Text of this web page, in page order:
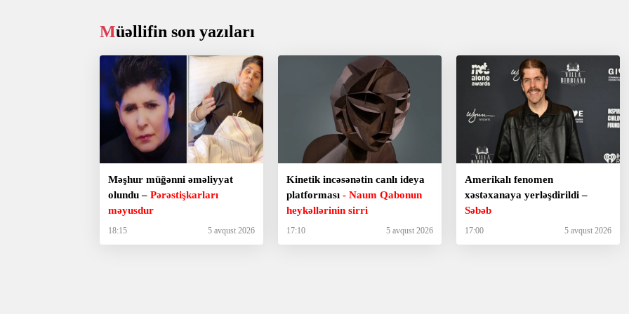
Müəllifin son yazıları
Məşhur müğənni əməliyyat
olundu – Pərəstişkarları
məyusdur
18:15 5 avqust 2026
Kinetik incəsənətin canlı ideya
platforması - Naum Qabonun
heykəllərinin sirri
17:10 5 avqust 2026
Amerikalı fenomen
xəstəxanaya yerləşdirildi –
Səbəb
17:00 5 avqust 2026